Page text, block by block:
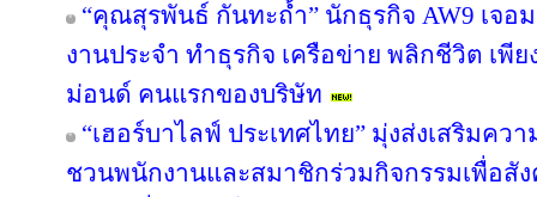
“คุณสุรพันธ์ กันทะถ้ำ” นักธุรกิจ AW9 เจ
งานประจำ ทำธุรกิจ เครือข่าย พลิกชีวิต เพี
ม่อนด์ คนแรกของบริษัท
“เฮอร์บาไลฟ์ ประเทศไทย” มุ่งส่งเสริมค
ชวนพนักงานและสมาชิกร่วมกิจกรรมเพื่อสังค